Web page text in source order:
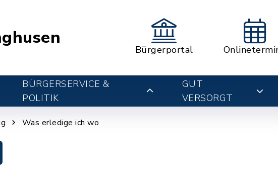
Bürgerportal
BÜRGERSERVICE &
POLITIK
GUT
VERSORGT
Was erledige ich wo